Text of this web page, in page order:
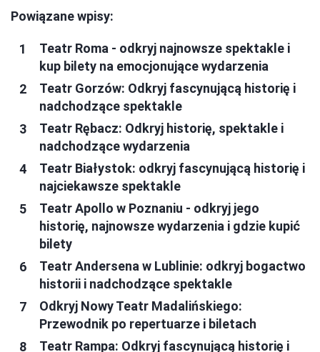
Powiązane wpisy:
Teatr Roma - odkryj najnowsze spektakle i
kup bilety na emocjonujące wydarzenia
Teatr Gorzów: Odkryj fascynującą historię i
nadchodzące spektakle
Teatr Rębacz: Odkryj historię, spektakle i
nadchodzące wydarzenia
Teatr Białystok: odkryj fascynującą historię i
najciekawsze spektakle
Teatr Apollo w Poznaniu - odkryj jego
historię, najnowsze wydarzenia i gdzie kupić
bilety
Teatr Andersena w Lublinie: odkryj bogactwo
historii i nadchodzące spektakle
Odkryj Nowy Teatr Madalińskiego:
Przewodnik po repertuarze i biletach
Teatr Rampa: Odkryj fascynującą historię i